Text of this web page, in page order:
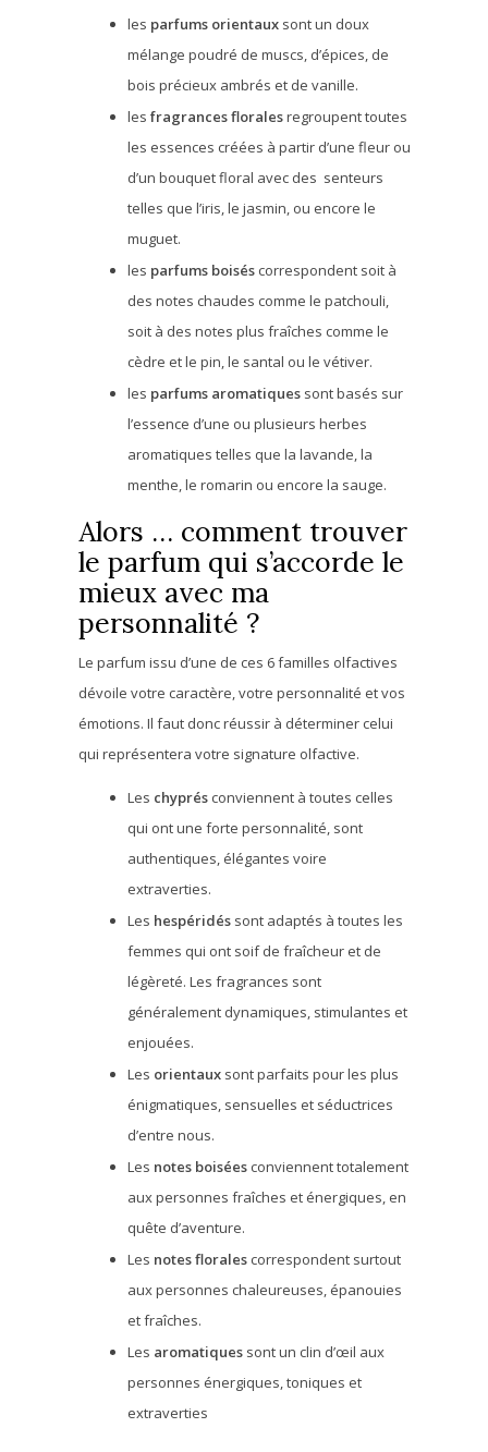
les parfums orientauxsont un doux
mélange poudré de muscs, d’épices, de
bois précieux ambrés et de vanille.
les fragrances floralesregroupent toutes
les essences créées à partir d’une fleur ou
d’un bouquet floral avec des senteurs
telles que l’iris, le jasmin, ou encore le
muguet.
les parfums boiséscorrespondent soit à
des notes chaudes comme le patchouli,
soit à des notes plus fraîches comme le
cèdre et le pin, le santal ou le vétiver.
les parfums aromatiquessont basés sur
l’essence d’une ou plusieurs herbes
aromatiques telles que la lavande, la
menthe, le romarin ou encore la sauge.
Alors … comment trouver
le parfum qui s’accorde le
mieux avec ma
personnalité ?
Le parfum issu d’une de ces 6 familles olfactives
dévoile votre caractère, votre personnalité et vos
émotions. Il faut donc réussir à déterminer celui
qui représentera votre signature olfactive.
Les chyprésconviennent à toutes celles
qui ont une forte personnalité, sont
authentiques, élégantes voire
extraverties.
Les hespéridéssont adaptés à toutes les
femmes qui ont soif de fraîcheur et de
légèreté. Les fragrances sont
généralement dynamiques, stimulantes et
enjouées.
Les orientauxsont parfaits pour les plus
énigmatiques, sensuelles et séductrices
d’entre nous.
Les notes boiséesconviennent totalement
aux personnes fraîches et énergiques, en
quête d’aventure.
Les notes floralescorrespondent surtout
aux personnes chaleureuses, épanouies
et fraîches.
Les aromatiquessont un clin d’œil aux
personnes énergiques, toniques et
extraverties